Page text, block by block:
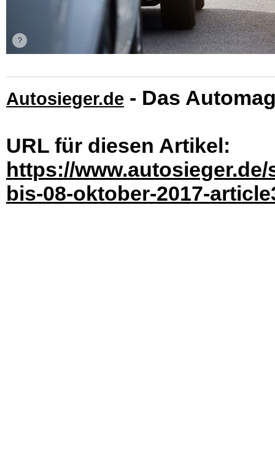
Autosieger.de - Das
URL für diesen Artikel:
https://
bis-08-oktober-2017-